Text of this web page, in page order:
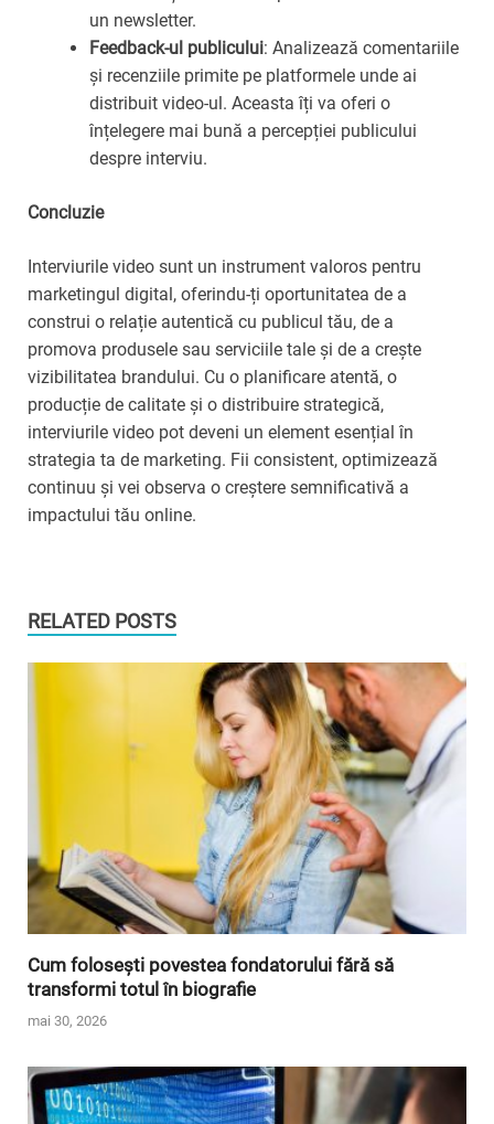
un newsletter.
Feedback-ul publicului: Analizează comentariile
și recenziile primite pe platformele unde ai
distribuit video-ul. Aceasta îți va oferi o
înțelegere mai bună a percepției publicului
despre interviu.
Concluzie
Interviurile video sunt un instrument valoros pentru
marketingul digital, oferindu-ți oportunitatea de a
construi o relație autentică cu publicul tău, de a
promova produsele sau serviciile tale și de a crește
vizibilitatea brandului. Cu o planificare atentă, o
producție de calitate și o distribuire strategică,
interviurile video pot deveni un element esențial în
strategia ta de marketing. Fii consistent, optimizează
continuu și vei observa o creștere semnificativă a
impactului tău online.
RELATED POSTS
Cum folosești povestea fondatorului fără să
transformi totul în biografie
mai 30, 2026